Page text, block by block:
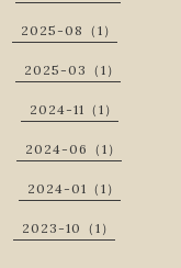
2025-08（1）
2025-03（1）
2024-11（1）
2024-06（1）
2024-01（1）
2023-10（1）